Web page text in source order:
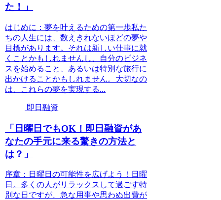
た！」
はじめに：夢を叶えるための第一歩私た
ちの人生には、数えきれないほどの夢や
目標があります。それは新しい仕事に就
くことかもしれませんし、自分のビジネ
スを始めること、あるいは特別な旅行に
出かけることかもしれません。大切なの
は、これらの夢を実現する...
即日融資
「日曜日でもOK！即日融資があ
なたの手元に来る驚きの方法と
は？」
序章：日曜日の可能性を広げよう！日曜
日。多くの人がリラックスして過ごす特
別な日ですが、急な用事や思わぬ出費が